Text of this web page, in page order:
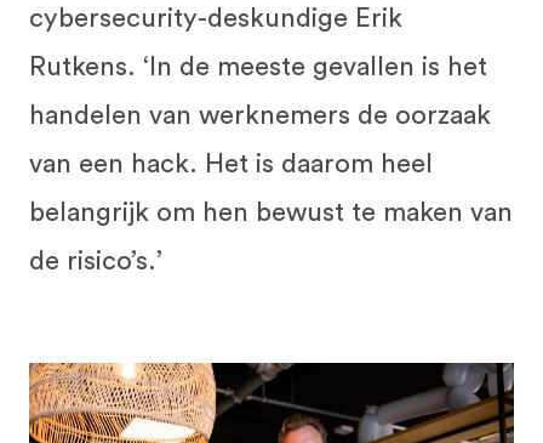
cybersecurity-deskundige Erik
Rutkens. ‘In de meeste gevallen is het
handelen van werknemers de oorzaak
van een hack. Het is daarom heel
belangrijk om hen bewust te maken van
de risico’s.’